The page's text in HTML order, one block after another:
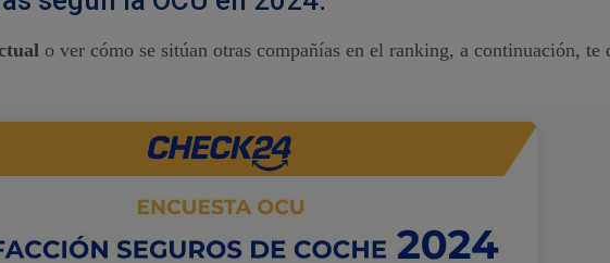
o ver cómo se sitúan otras compañías en el ranking, a continuación, te